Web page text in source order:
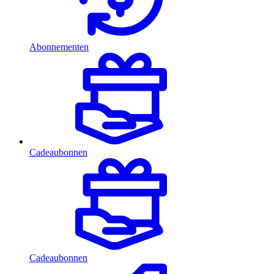
Abonnementen
Cadeaubonnen
Cadeaubonnen